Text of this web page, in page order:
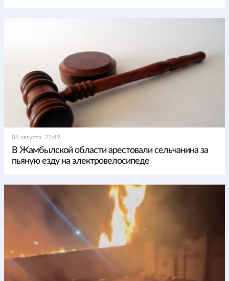
05 августа, 21:49
В Жамбылской области арестовали сельчанина за
пьяную езду на электровелосипеде